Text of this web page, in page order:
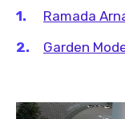
Ramada
Garden